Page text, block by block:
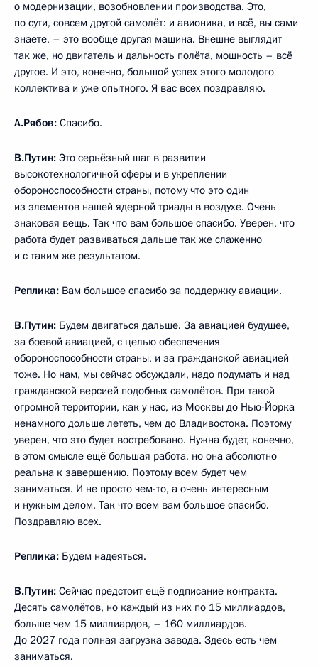
о модернизации, возобновлении производства. Это,
по сути, совсем другой самолёт: и авионика, и всё, вы сами
знаете, – это вообще другая машина. Внешне выглядит
так же, но двигатель и дальность полёта, мощность – всё
другое. И это, конечно, большой успех этого молодого
коллектива и уже опытного. Я вас всех поздравляю.
А.Рябов: Спасибо.
В.Путин: Это серьёзный шаг в развитии
высокотехнологичной сферы и в укреплении
обороноспособности страны, потому что это один
из элементов нашей ядерной триады в воздухе. Очень
знаковая вещь. Так что вам большое спасибо. Уверен, что
работа будет развиваться дальше так же слаженно
и с таким же результатом.
Реплика: Вам большое спасибо за поддержку авиации.
В.Путин: Будем двигаться дальше. За авиацией будущее,
за боевой авиацией, с целью обеспечения
обороноспособности страны, и за гражданской авиацией
тоже. Но нам, мы сейчас обсуждали, надо подумать и над
гражданской версией подобных самолётов. При такой
огромной территории, как у нас, из Москвы до Нью-Йорка
ненамного дольше лететь, чем до Владивостока. Поэтому
уверен, что это будет востребовано. Нужна будет, конечно,
в этом смысле ещё большая работа, но она абсолютно
реальна к завершению. Поэтому всем будет чем
заниматься. И не просто чем-то, а очень интересным
и нужным делом. Так что всем вам большое спасибо.
Поздравляю всех.
Реплика: Будем надеяться.
В.Путин: Сейчас предстоит ещё подписание контракта.
Десять самолётов, но каждый из них по 15 миллиардов,
больше чем 15 миллиардов, – 160 миллиардов.
До 2027 года полная загрузка завода. Здесь есть чем
заниматься.